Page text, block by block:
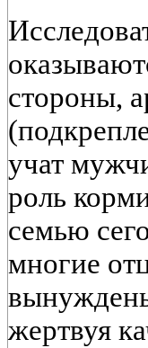
стороны,
учат
роль
семью
многие
жертвуя